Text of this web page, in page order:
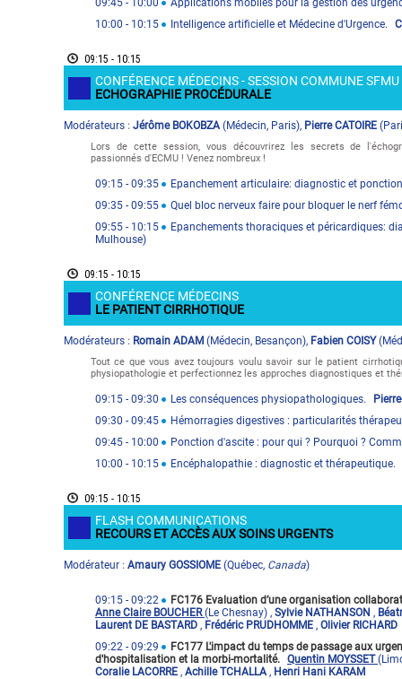
09:45 - 10:00
Applications mobiles pour la gestion des
10:00 - 10:15 Intelligence artificielle et Médecine d'Urgence.
09:15 - 10:15
CONFÉRENCE MÉDECINS - SESSION COMMUNE
ECHOGRAPHIE PROCÉDURALE
Modérateurs : Jérôme BOKOBZA(Médecin, Paris), Pierre CATOIRE (
Lors de cette session, vous découvrirez les secrets de
passionnés d'ECMU ! Venez nombreux !
09:15 - 09:35
Epanchement articulaire: diagnostic et
09:35 - 09:55
Quel bloc nerveux faire pour bloquer le nerf
09:55 - 10:15
Epanchements thoraciques et péricardiques:
Mulhouse)
09:15 - 10:15
CONFÉRENCE MÉDECINS
LE PATIENT CIRRHOTIQUE
Modérateurs : Romain ADAM (Médecin, Besançon), Fabien COISY(
Tout ce que vous avez toujours voulu savoir sur le patient
physiopathologie et perfectionnez les approches diagnostiques et
09:15 - 09:30 Les conséquences physiopathologiques.
09:30 - 09:45
Hémorragies digestives : particularités
09:45 - 10:00
Ponction d'ascite : pour qui ? Pourquoi ?
10:00 - 10:15 Encéphalopathie : diagnostic et thérapeutique.
09:15 - 10:15
FLASH COMMUNICATIONS
RECOURS ET ACCÈS AUX SOINS URGENTS
Modérateur : Amaury GOSSIOME (Québec, Canada)
09:15 - 09:22
FC176 Evaluation d’une organisation
Anne Claire BOUCHER(Le Chesnay) , Sylvie NATHANSON ,
Laurent DE BASTARD , Frédéric PRUDHOMME , Olivier RICHARD
09:22 - 09:29
FC177 L'impact du temps de passage aux
d'hospitalisation et la morbi-mortalité. Quentin MOYSSET
Coralie LACORRE , Achille TCHALLA, Henri Hani KARAM